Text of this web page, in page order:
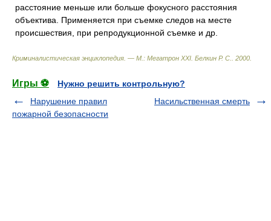
расстояние меньше или больше фокусного расстояния
объектива. Применяется при съемке следов на месте
происшествия, при репродукционной съемке и др.
Криминалистическая энциклопедия. — М.: Мегатрон XXI Белкин Р. С. 2000
Игры ⚽
Нужно решить контрольную?
Нарушение правил
пожарной безопасности
Насильственная смерть